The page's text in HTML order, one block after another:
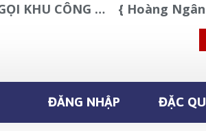
KIỀU ANH GÁI GỌI KHU CÔNG NGHIỆP QUANG MINH - MÊ LINH
ĐĂNG NHẬP ĐẶC